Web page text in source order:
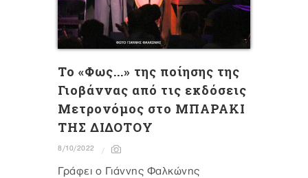
Το «Φως...» της ποίησης της
Γιοβάννας από τις εκδόσεις
Μετρονόμος στο ΜΠΑΡΑΚΙ
ΤΗΣ ΔΙΔΟΤΟΥ
8/10/2022
Γράφει ο Γιάννης Φαλκώνης